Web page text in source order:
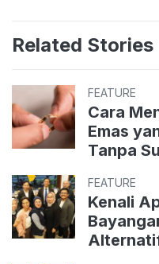
Related Stories
FEATURE
Cara
Emas
Tanpa
FEATURE
Kenali
Bayangan, Model